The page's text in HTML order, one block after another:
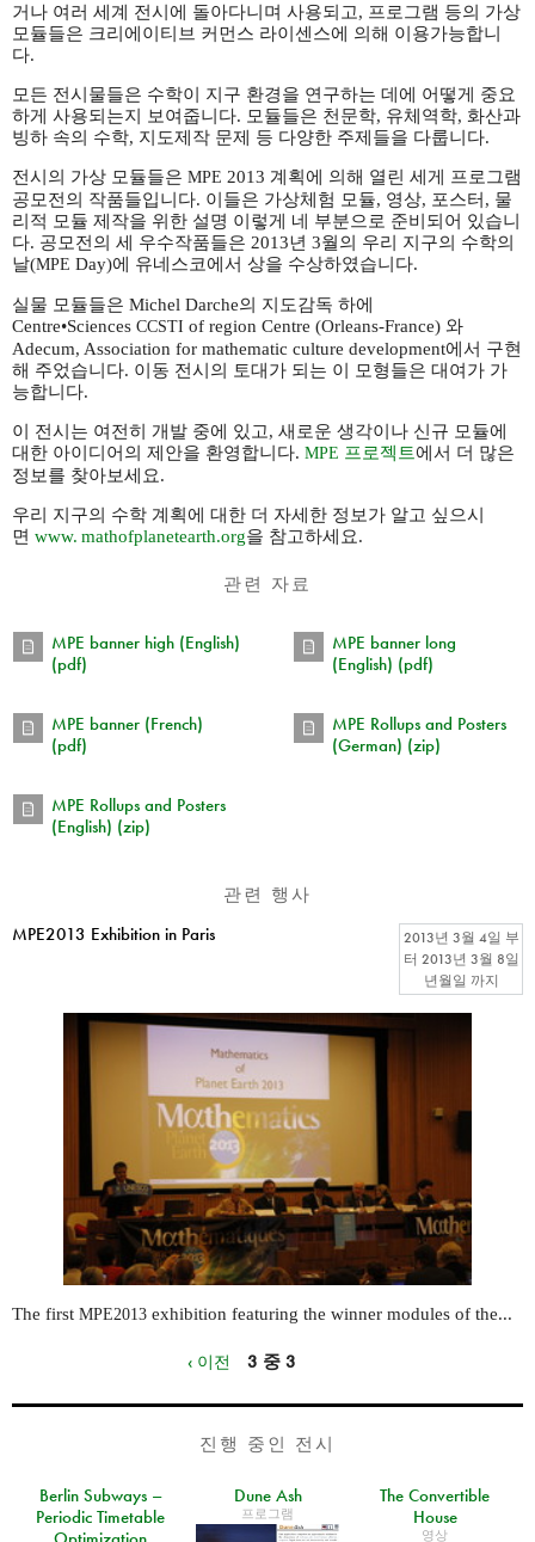
거나 여러 세계 전시에 돌아다니며 사용되고, 프로그램 등의 가상
모듈들은 크리에이티브 커먼스 라이센스에 의해 이용가능합니
다.
모든 전시물들은 수학이 지구 환경을 연구하는 데에 어떻게 중요
하게 사용되는지 보여줍니다. 모듈들은 천문학, 유체역학, 화산과
빙하 속의 수학, 지도제작 문제 등 다양한 주제들을 다룹니다.
전시의 가상 모듈들은 MPE 2013 계획에 의해 열린 세게 프로그램
공모전의 작품들입니다. 이들은 가상체험 모듈, 영상, 포스터, 물
리적 모듈 제작을 위한 설명 이렇게 네 부분으로 준비되어 있습니
다. 공모전의 세 우수작품들은 2013년 3월의 우리 지구의 수학의
날(MPE Day)에 유네스코에서 상을 수상하였습니다.
실물 모듈들은 Michel Darche의 지도감독 하에
Centre•Sciences CCSTI of region Centre (Orleans-France) 와
Adecum, Association for mathematic culture development에서 구현
해 주었습니다. 이동 전시의 토대가 되는 이 모형들은 대여가 가
능합니다.
이 전시는 여전히 개발 중에 있고, 새로운 생각이나 신규 모듈에
대한 아이디어의 제안을 환영합니다. MPE 프로젝트에서 더 많은
정보를 찾아보세요.
우리 지구의 수학 계획에 대한 더 자세한 정보가 알고 싶으시
면 www. mathofplanetearth.org을 참고하세요.
관련 자료
MPE banner high (English)
(pdf)
MPE banner long
(English) (pdf)
MPE banner (French)
(pdf)
MPE Rollups and Posters
(German) (zip)
MPE Rollups and Posters
(English) (zip)
관련 행사
MPE2013 Exhibition in Paris
2013년 3월 4일 부
터 2013년 3월 8일
년월일 까지
The first MPE2013 exhibition featuring the winner modules of the...
‹ 이전 3 중 3
진행 중인 전시
Berlin Subways –
Periodic Timetable
Dune Ash
프로그램
The Convertible
House
영상